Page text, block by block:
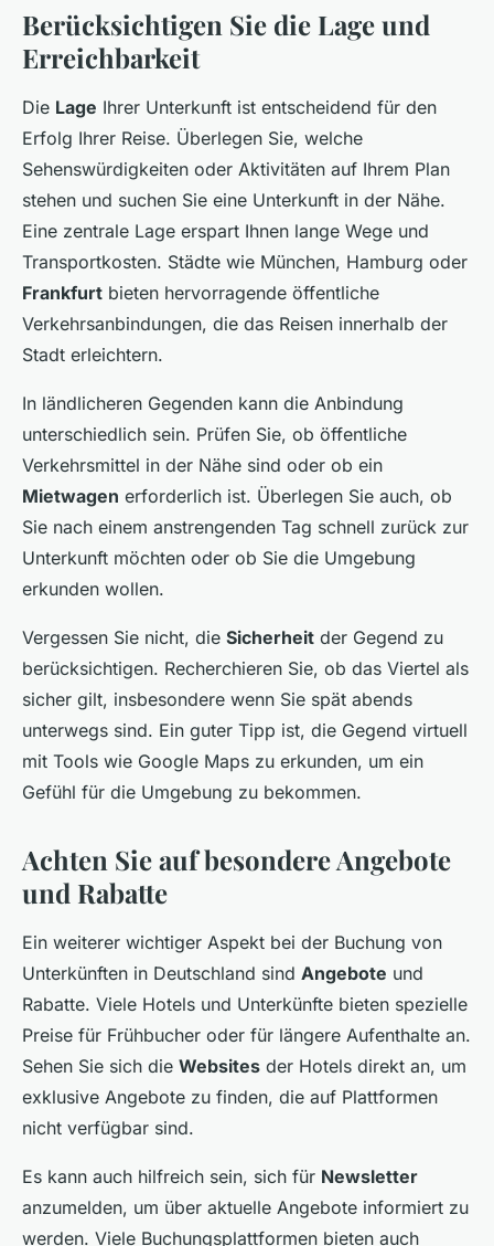
Berücksichtigen Sie die Lage und
Erreichbarkeit
Die Lage Ihrer Unterkunft ist entscheidend für den
Erfolg Ihrer Reise. Überlegen Sie, welche
Sehenswürdigkeiten oder Aktivitäten auf Ihrem Plan
stehen und suchen Sie eine Unterkunft in der Nähe.
Eine zentrale Lage erspart Ihnen lange Wege und
Transportkosten. Städte wie München, Hamburg oder
Frankfurt bieten hervorragende öffentliche
Verkehrsanbindungen, die das Reisen innerhalb der
Stadt erleichtern.
In ländlicheren Gegenden kann die Anbindung
unterschiedlich sein. Prüfen Sie, ob öffentliche
Verkehrsmittel in der Nähe sind oder ob ein
Mietwagen erforderlich ist. Überlegen Sie auch, ob
Sie nach einem anstrengenden Tag schnell zurück zur
Unterkunft möchten oder ob Sie die Umgebung
erkunden wollen.
Vergessen Sie nicht, die Sicherheit der Gegend zu
berücksichtigen. Recherchieren Sie, ob das Viertel als
sicher gilt, insbesondere wenn Sie spät abends
unterwegs sind. Ein guter Tipp ist, die Gegend virtuell
mit Tools wie Google Maps zu erkunden, um ein
Gefühl für die Umgebung zu bekommen.
Achten Sie auf besondere Angebote
und Rabatte
Ein weiterer wichtiger Aspekt bei der Buchung von
Unterkünften in Deutschland sind Angebote und
Rabatte. Viele Hotels und Unterkünfte bieten spezielle
Preise für Frühbucher oder für längere Aufenthalte an.
Sehen Sie sich die Websites der Hotels direkt an, um
exklusive Angebote zu finden, die auf Plattformen
nicht verfügbar sind.
Es kann auch hilfreich sein, sich für Newsletter
anzumelden, um über aktuelle Angebote informiert zu
werden. Viele Buchungsplattformen bieten auch